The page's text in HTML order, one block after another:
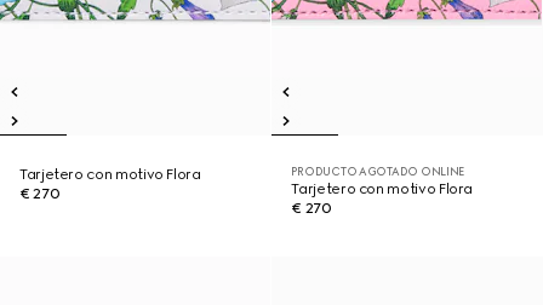
Tarjetero con motivo Flora
€ 270
PRODUCTO AGOTADO ONLINE
Tarjetero con motivo Flora
€ 270